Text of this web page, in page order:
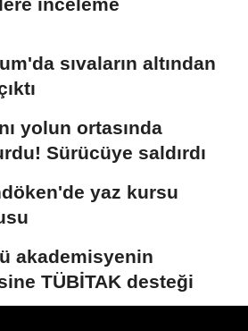
inceleme
sıvaların altından
yolun ortasında
Sürücüye saldırdı
yaz kursu
akademisyenin
TÜBİTAK desteği